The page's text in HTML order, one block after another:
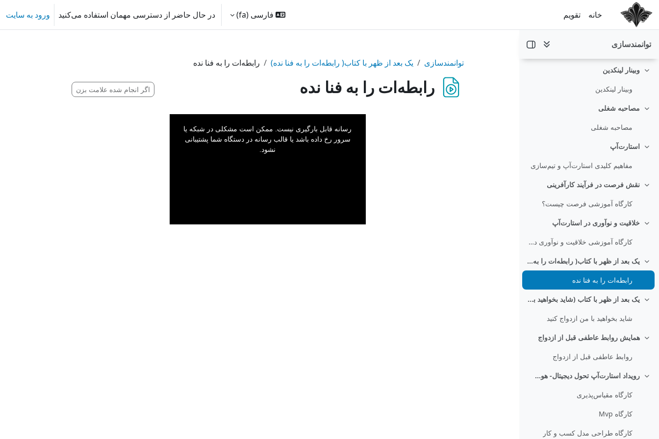
پرش به محتوای اصلی
خانه
تقویم فارسی ‎(fa)‎ در حال حاضر از دسترسی مهمان استفاده می‌کنید ورود به سایت
توانمندسازی
توانمندسازی در دنیای هوش مصنوعی
حکمرانی داده‌محور چیست؟
حکمرانی داده‌محور چیست؟
جمع‌کردن
وبینار لینکدین
وبینار لینکدین
جمع‌کردن
مصاحبه شغلی
مصاحبه شغلی
جمع‌کردن
استارت‌آپ
مفاهیم کلیدی استارت‌آپ و تیم‌سازی
جمع‌کردن
نقش فرصت در فرآیند کارآفرینی
کارگاه آموزشی فرصت چیست؟
جمع‌کردن
خلاقیت و نوآوری در استارت‌آپ
کارگاه آموزشی خلاقیت و نوآوری در استارت‌آپ
جمع‌کردن یک بعد از ظهر با کتاب( رابطه‌ات را به فنا نده)
رابطه‌ات را به فنا نده
جمع‌کردن یک بعد از ظهر با کتاب (شاید بخواهید با من ازدواج کنید)
شاید بخواهید با من ازدواج کنید
جمع‌کردن
همایش روابط عاطفی قبل از ازدواج
روابط عاطفی قبل از ازدواج
جمع‌کردن رويداد استارت‌آپ تحول ديجيتال- هوش مصنوعي
کارگاه مقیاس‌پذیری
کارگاه Mvp
کارگاه طراحی مدل کسب و کار
توانمندسازی یک بعد از ظهر با کتاب( رابطه‌ات را به فنا نده) رابطه‌ات را به فنا نده
رابطه‌ات را به فنا نده اگر انجام شده علامت بزن
رسانه قابل بارگیری نیست. ممکن است مشکلی در شبکه یا
سرور رخ داده باشد یا قالب رسانه در دستگاه شما پشتیبانی
نشود.